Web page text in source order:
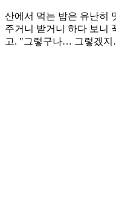
산에서 먹는 밥은 유난히
주거니 받거니 하다 보니
고. "그렇구나… 그렇겠지